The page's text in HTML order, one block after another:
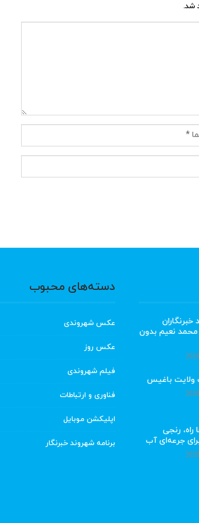
شد.
خبرنگاران
محمد نعیم بدون
ولایت باغیس
راه، رنجی
جرعه‌ای آب
دسته‌های محبوب
عکس شهروندی
عکس روز
فیلم شهروندی
فناوری و ارتباطات
اپلیکشن موبایل
برنامه شهروند خبرنگار